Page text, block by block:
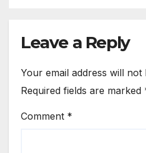
Leave a Reply
Your email address will not
Required fields are marked
Comment *